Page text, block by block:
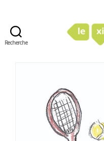
Recherche